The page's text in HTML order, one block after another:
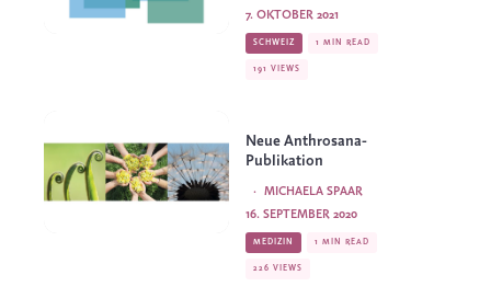
7. OKTOBER 2021
SCHWEIZ 1 MIN READ
191 VIEWS
Neue Anthrosana-
Publikation
MICHAELA SPAAR
·
16. SEPTEMBER 2020
MEDIZIN 1 MIN READ
226 VIEWS